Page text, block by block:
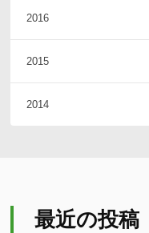
2016
2015
2014
最近の投稿